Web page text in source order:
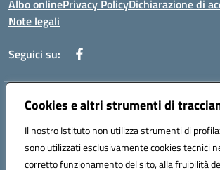
Cookies e altri strumenti di
Il nostro Istituto non utilizza strumenti di
sono utilizzati esclusivamente cookies tecnici
corretto funzionamento del sito, alla fruibilità
Albo onlinePrivacy PolicyDichiarazione di
Note legali
Seguici su:
Indirizzo:Via Magna Grecia, 1 - 70026 Modugno
Posta elettronica certificata (PEC):
Codice fiscale: 93548950729